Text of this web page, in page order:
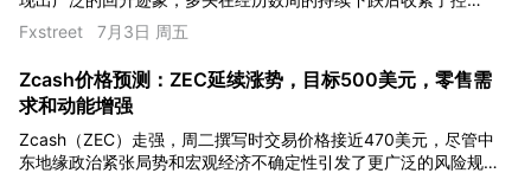
制。ZEC徘徊在460美元以上，连续三天上涨，而XMR则在320美
元以上回落涨幅。
Fxstreet 7月3日 周五
Zcash价格预测：ZEC延续涨势，目标500美元，零售需
求和动能增强
Zcash（ZEC）走强，周二撰写时交易价格接近470美元，尽管中
东地缘政治紧张局势和宏观经济不确定性引发了更广泛的风险规